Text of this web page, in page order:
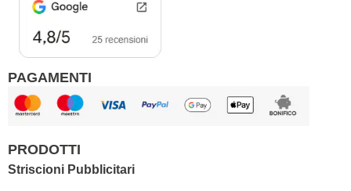
PAGAMENTI
PRODOTTI
Striscioni Pubblicitari